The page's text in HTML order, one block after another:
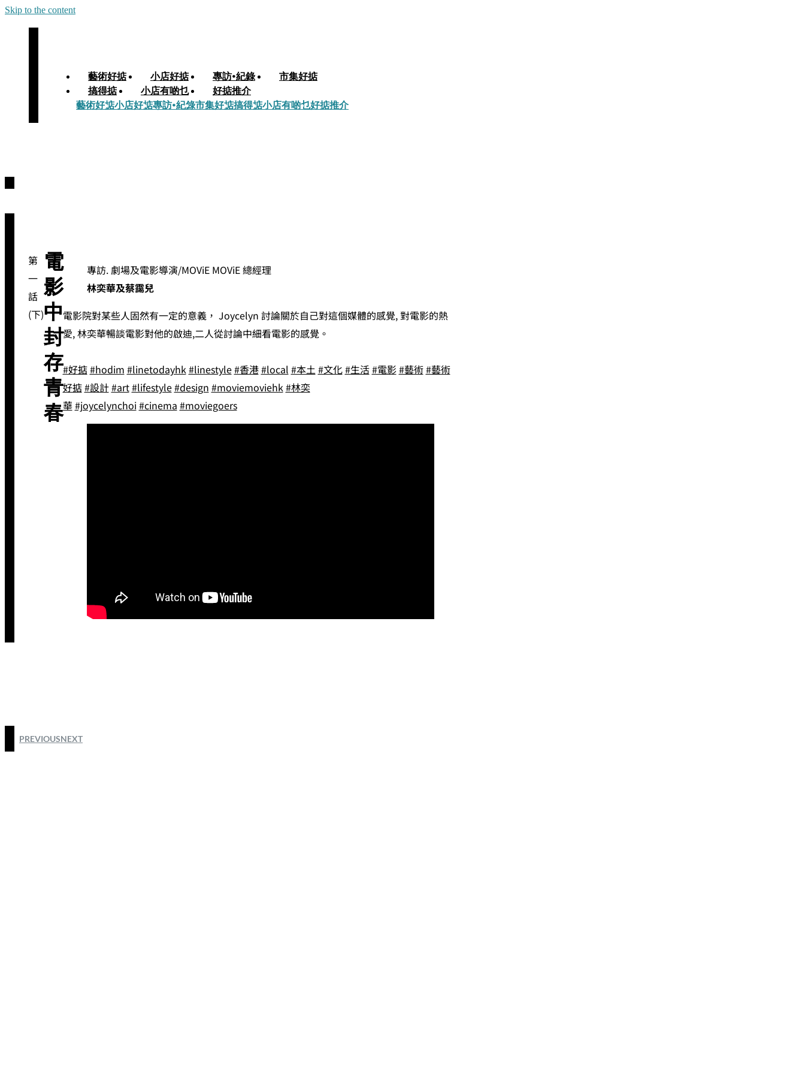
Skip to the content
藝術好掂 小店好掂 專訪•紀錄
市集好掂
搞得掂
小店有啲乜
好掂推介
藝術好掂小店好掂專訪•紀錄市集好掂搞得掂小店有啲乜好掂推介
第
一
話
(下)
電
影
中
封
存
青
春
專訪. 劇場及電影導演/MOViE MOViE 總經理
林奕華及蔡靄兒
電影院對某些人固然有一定的意義， Joycelyn 討論關於自己對這個媒體的感覺, 對電影的熱
愛, 林奕華暢談電影對他的啟迪,二人從討論中細看電影的感覺。
#好掂#hodim #linetodayhk#linestyle#香港#local #本土#文化#生活#電影#藝術#藝術
好掂#設計#art#lifestyle#design #moviemoviehk#林奕
華#joycelynchoi#cinema #moviegoers
PREVIOUSNEXT